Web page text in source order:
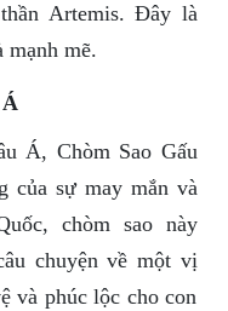
Artemis. Đây là
mạnh mẽ.
Á, Chòm Sao Gấu
của sự may mắn và
chòm sao này
chuyện về một vị
và phúc lộc cho con